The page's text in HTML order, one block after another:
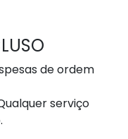
de ordem
serviço